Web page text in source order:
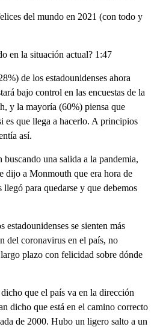
del mundo en 2021 (con todo y
en la situación actual? 1:47
de los estadounidenses ahora
bajo control en las encuestas de la
y la mayoría (60%) piensa que
es que llega a hacerlo. A principios
así.
buscando una salida a la pandemia,
dijo a Monmouth que era hora de
para quedarse y que debemos
estadounidenses se sienten más
del coronavirus en el país, no
plazo con felicidad sobre dónde
que el país va en la dirección
dicho que está en el camino correcto
de 2000. Hubo un ligero salto a un